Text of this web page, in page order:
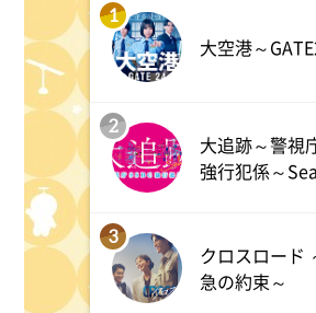
よる 8:00
M-1王者たくろうの
プレゼンツアー
よる 8:54
私の幸福時間
1
大空港～
2
大追跡～警視
強行犯係～
3
クロスロード
急の約束～